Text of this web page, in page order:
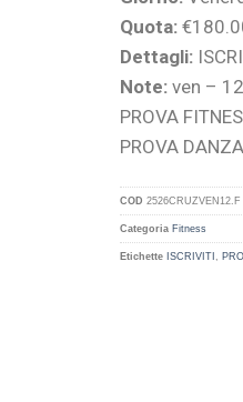
Quota:
Dettagli:
Note:ven –
PROVA
PROVA
COD 2526CRUZVEN12.F
Categoria Fitness
Etichette ISCRIVITI ,